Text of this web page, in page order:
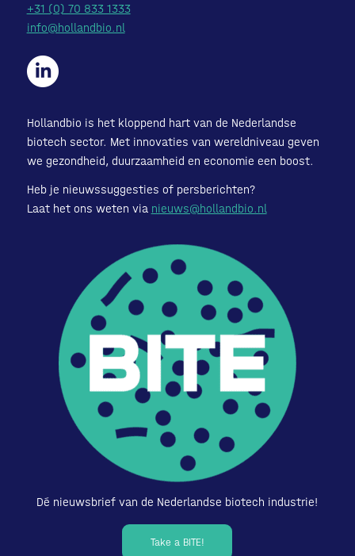
+31 (0) 70 833 1333
info@hollandbio.nl
Hollandbio is het kloppend hart van de Nederlandse
biotech sector. Met innovaties van wereldniveau geven
we gezondheid, duurzaamheid en economie een boost.
Heb je nieuwssuggesties of persberichten?
Laat het ons weten via nieuws@hollandbio.nl
Dé nieuwsbrief van de Nederlandse biotech industrie!
Take a BITE!